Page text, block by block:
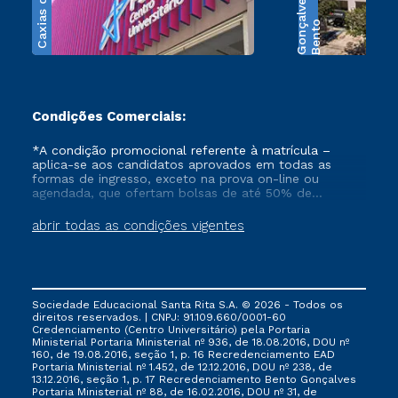
B
e
n
t
o
G
o
n
ç
a
l
v
e
s
Condições Comerciais:
abrir todas as condições vigentes
*A condição promocional referente à matrícula –
aplica-se aos candidatos aprovados em todas as
formas de ingresso, exceto na prova on-line ou
agendada, que ofertam bolsas de até 50% de
que ainda não tenham efetivado e/ou não tenham
cancelado ou trancado sua matrícula em uma das
FIES, Prouni e outros programas governamentais, e
não se acumula com nenhuma outra campanha
ofertada pela Instituição.
Sociedade Educacional Santa Rita S.A. © 2026 - Todos os
direitos reservados. | CNPJ: 91.109.660/0001-60
Credenciamento (Centro Universitário) pela Portaria
Ministerial Portaria Ministerial nº 936, de 18.08.2016, DOU nº
160, de 19.08.2016, seção 1, p. 16 Recredenciamento EAD
Portaria Ministerial nº 1.452, de 12.12.2016, DOU nº 238, de
13.12.2016, seção 1, p. 17 Recredenciamento Bento Gonçalves
Portaria Ministerial nº 88, de 16.02.2016, DOU nº 31, de